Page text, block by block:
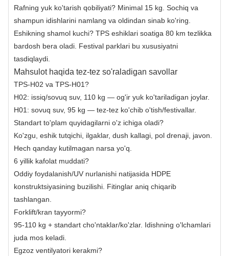
Rafning yuk ko'tarish qobiliyati? Minimal 15 kg. Sochiq va
shampun idishlarini namlang va oldindan sinab ko'ring.
Eshikning shamol kuchi? TPS eshiklari soatiga 80 km tezlikka
bardosh bera oladi. Festival parklari bu xususiyatni
tasdiqlaydi.
Mahsulot haqida tez-tez so'raladigan savollar
TPS-H02 va TPS-H01?
H02: issiq/sovuq suv, 110 kg — og'ir yuk ko'tariladigan joylar.
H01: sovuq suv, 95 kg — tez-tez ko'chib o'tish/festivallar.
Standart to'plam quyidagilarni o'z ichiga oladi?
Ko'zgu, eshik tutqichi, ilgaklar, dush kallagi, pol drenaji, javon.
Hech qanday kutilmagan narsa yo'q.
6 yillik kafolat muddati?
Oddiy foydalanish/UV nurlanishi natijasida HDPE
konstruktsiyasining buzilishi. Fitinglar aniq chiqarib
tashlangan.
Forklift/kran tayyormi?
95-110 kg + standart cho'ntaklar/ko'zlar. Idishning o'lchamlari
juda mos keladi.
Egzoz ventilyatori kerakmi?